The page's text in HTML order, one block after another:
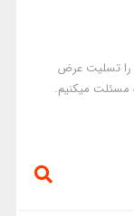
را تسلیت عرض
مسئلت میکنیم.